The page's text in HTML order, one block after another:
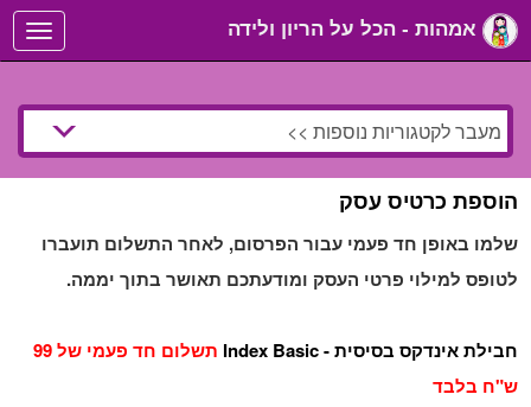
Toggle
navigation
הוספת כרטיס עסק
שלמו באופן חד פעמי עבור הפרסום, לאחר התשלום תועברו
לטופס למילוי פרטי העסק ומודעתכם תאושר בתוך יממה.
חבילת אינדקס בסיסית - Index Basic
תשלום חד פעמי של 99
ש"ח בלבד